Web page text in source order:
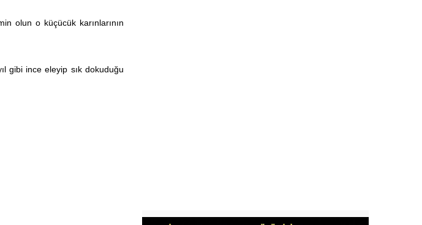
olun o küçücük karınlarının
gibi ince eleyip sık dokuduğu